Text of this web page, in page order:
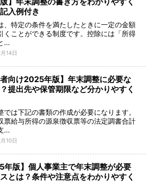
入例付き
、特定の条件を満たしたときに一定の金額
くことができる制度です。控除には「所得
...
14日
者向け2025年版】年末調整に必要な
提出先や保管期限など分かりやすく
では下記の書類の作成が必要になります。
票給与所得の源泉徴収票等の法定調書合計
...
10日
年版】個人事業主で年末調整が必要
とは？条件や注意点をわかりやすく